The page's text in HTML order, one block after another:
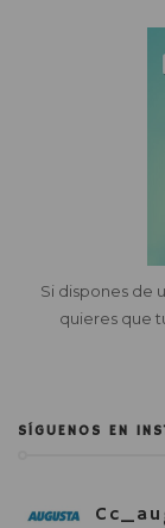
Si dispones de
quieres que
SÍGUENOS EN